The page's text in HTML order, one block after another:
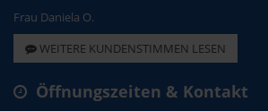
Frau Daniela O.
WEITERE KUNDENSTIMMEN LESEN
Öffnungszeiten & Kontakt